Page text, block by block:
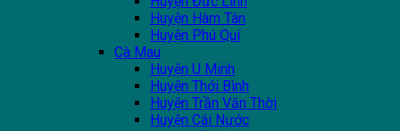
Huyện Hàm Tân
Huyện Phú Quí
Cà Mau
Huyện U Minh
Huyện Thới Bình
Huyện Trần Văn Thời
Huyện Cái Nước